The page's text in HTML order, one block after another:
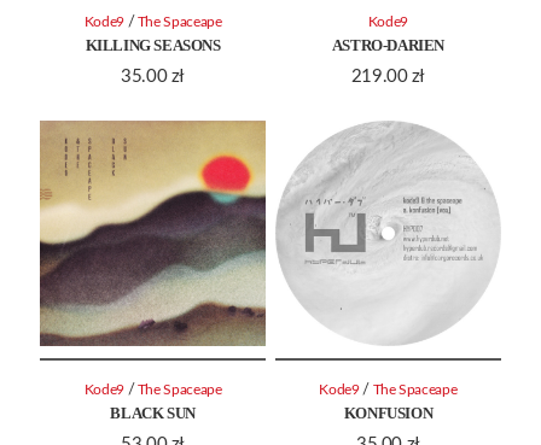
KILLING SEASONS
35.00 zł
Kode9 / The Spaceape
ASTRO-DARIEN
219.00 zł
Kode9
BLACK SUN
Kode9 / The Spaceape
KONFUSION
Kode9 / The Spaceape